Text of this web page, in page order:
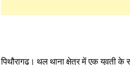
पिथौरागढ़। थल थाना क्षेत्र में एक युवती के